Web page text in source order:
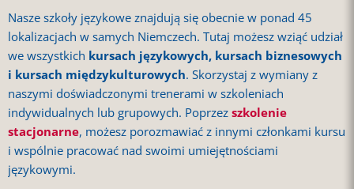
Nasze szkoły językowe znajdują się obecnie w ponad 45
lokalizacjach w samych Niemczech. Tutaj możesz wziąć udział
we wszystkich kursach językowych, kursach biznesowych
i kursach międzykulturowych. Skorzystaj z wymiany z
naszymi doświadczonymi trenerami w szkoleniach
indywidualnych lub grupowych. Poprzezszkolenie
stacjonarne, możesz porozmawiać z innymi członkami kursu
i wspólnie pracować nad swoimi umiejętnościami
językowymi.